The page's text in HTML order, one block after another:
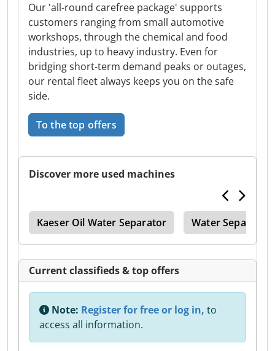
Our 'all-round carefree package' supports
customers ranging from small automotive
workshops, through the chemical and food
industries, up to heavy industry. Even for
bridging short-term demand peaks or outages,
our rental fleet always keeps you on the safe
side.
To the top offers
Discover more used machines
Kaeser Oil Water Separator Water Separator
Current classifieds & top offers
Note: Register for free or log in, to
access all information.